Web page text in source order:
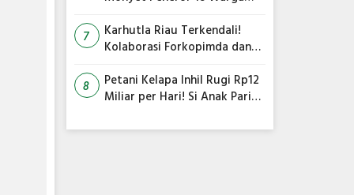
7
Karhutla Riau Terkendali!
Kolaborasi Forkopimda dan
Utama
8
Petani Kelapa Inhil Rugi Rp12
Miliar per Hari! Si Anak Parit
Terus Anjlok